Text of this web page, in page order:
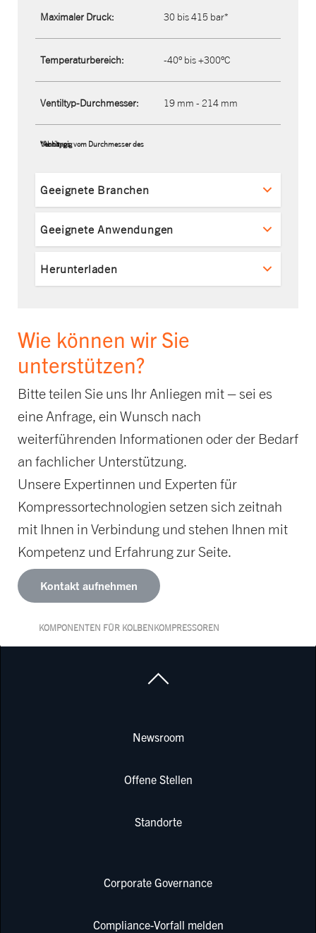
Maximaler Druck: 30 bis 415 bar*
Temperaturbereich: -40° bis +300°C
Ventiltyp-Durchmesser: 19 mm - 214 mm
*Abhängig vom Durchmesser des Ventiltyps.
Geeignete Branchen
Geeignete Anwendungen
Herunterladen
Wie können wir Sie
unterstützen?
Bitte teilen Sie uns Ihr Anliegen mit – sei es
eine Anfrage, ein Wunsch nach
weiterführenden Informationen oder der Bedarf
an fachlicher Unterstützung.
Unsere Expertinnen und Experten für
Kompressortechnologien setzen sich zeitnah
mit Ihnen in Verbindung und stehen Ihnen mit
Kompetenz und Erfahrung zur Seite.
Kontakt aufnehmen
KOMPONENTEN FÜR KOLBENKOMPRESSOREN
Newsroom
Offene Stellen
Standorte
Corporate Governance
Compliance-Vorfall melden